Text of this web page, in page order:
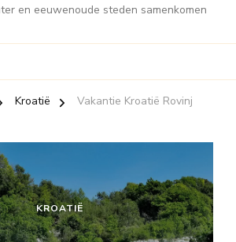
en eeuwenoude steden samenkomen
Kroatië Vakantie Kroatië Rovinj
KROATIË